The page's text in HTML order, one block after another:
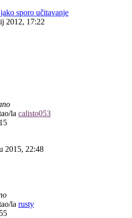
sporo učitavanje
2012, 17:22
la calisto053
2015, 22:48
la rusty